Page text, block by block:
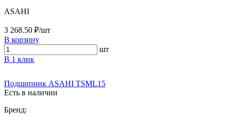
ASAHI
3 268.50 ₽/шт
В корзину
шт
В 1 клик
Подшипник ASAHI TSML15
Есть в наличии
Бренд: